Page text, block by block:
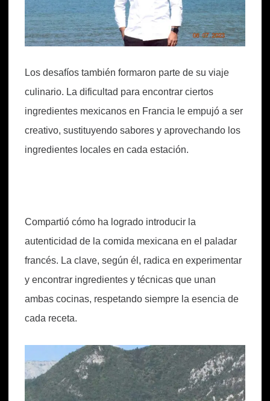
Los desafíos también formaron parte de su viaje
culinario. La dificultad para encontrar ciertos
ingredientes mexicanos en Francia le empujó a ser
creativo, sustituyendo sabores y aprovechando los
ingredientes locales en cada estación.
Compartió cómo ha logrado introducir la
autenticidad de la comida mexicana en el paladar
francés. La clave, según él, radica en experimentar
y encontrar ingredientes y técnicas que unan
ambas cocinas, respetando siempre la esencia de
cada receta.